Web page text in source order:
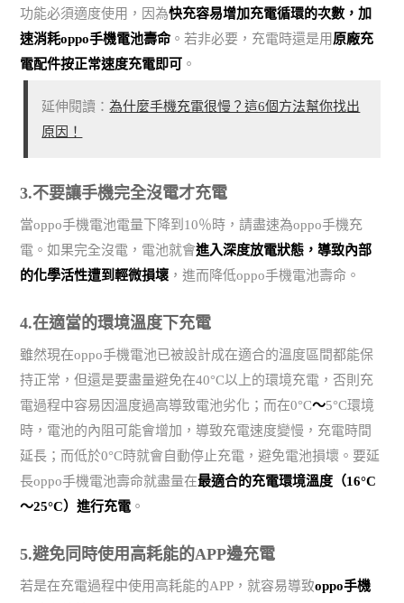
功能必須適度使用，因為快充容易增加充電循環的次數，加
速消耗oppo手機電池壽命。若非必要，充電時還是用 原廠充
電配件按正常速度充電即可 。
延伸閱讀：為什麼手機充電很慢？這6個方法幫你找出
原因！
3.不要讓手機完全沒電才充電
當oppo手機電池電量下降到10％時，請盡速為oppo手機充
電。如果完全沒電，電池就會進入深度放電狀態，導致內部
的化學活性遭到輕微損壞 ，進而降低oppo手機電池壽命。
4.在適當的環境溫度下充電
雖然現在oppo手機電池已被設計成在適合的溫度區間都能保
持正常，但還是要盡量避免在40°C以上的環境充電，否則充
電過程中容易因溫度過高導致電池劣化；而在0°C～5°C環境
時，電池的內阻可能會增加，導致充電速度變慢，充電時間
延長；而低於0°C時就會自動停止充電，避免電池損壞。要延
長oppo手機電池壽命就盡量在最適合的充電環境溫度（16°C
～25°C）進行充電 。
5.避免同時使用高耗能的APP邊充電
若是在充電過程中使用高耗能的APP，就容易導致oppo手機